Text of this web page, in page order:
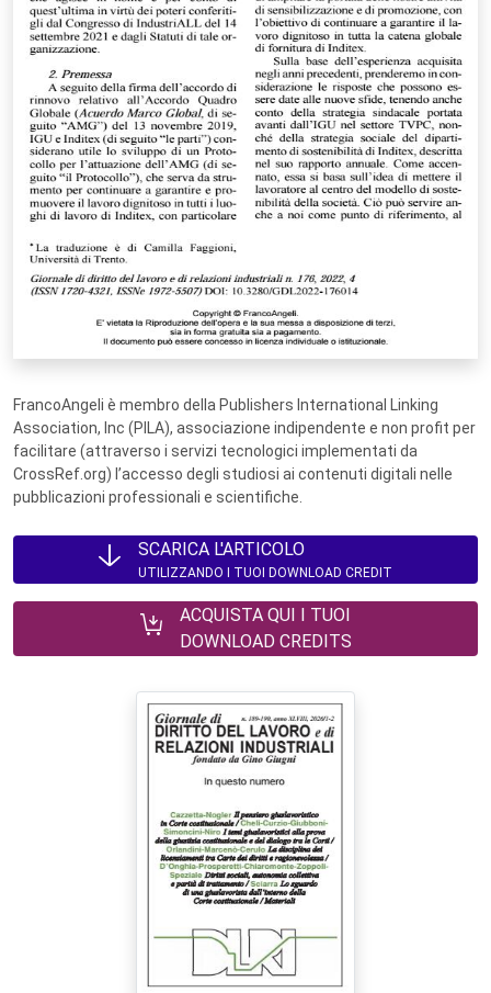
FrancoAngeli è membro della Publishers International Linking
Association, Inc (PILA), associazione indipendente e non profit per
facilitare (attraverso i servizi tecnologici implementati da
CrossRef.org) l’accesso degli studiosi ai contenuti digitali nelle
pubblicazioni professionali e scientifiche.
SCARICA L'ARTICOLO
UTILIZZANDO I TUOI DOWNLOAD CREDIT
ACQUISTA QUI I TUOI
DOWNLOAD CREDITS